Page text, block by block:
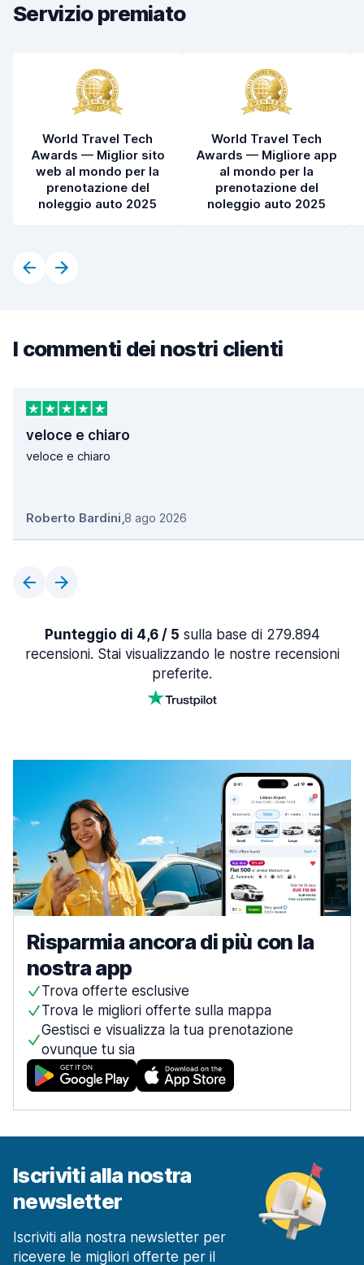
Servizio premiato
World Travel Tech
Awards — Miglior sito
web al mondo per la
prenotazione del
noleggio auto 2025
World Travel Tech
Awards — Migliore app
al mondo per la
prenotazione del
noleggio auto 2025
I commenti dei nostri clienti
veloce e chiaro
veloce e chiaro
Roberto Bardini,8 ago 2026
Punteggio di 4,6 / 5 sulla base di 279.894
recensioni. Stai visualizzando le nostre recensioni
preferite.
Risparmia ancora di più con la
nostra app
Trova offerte esclusive
Trova le migliori offerte sulla mappa
Gestisci e visualizza la tua prenotazione
ovunque tu sia
Iscriviti alla nostra
newsletter
Iscriviti alla nostra newsletter per
ricevere le migliori offerte per il